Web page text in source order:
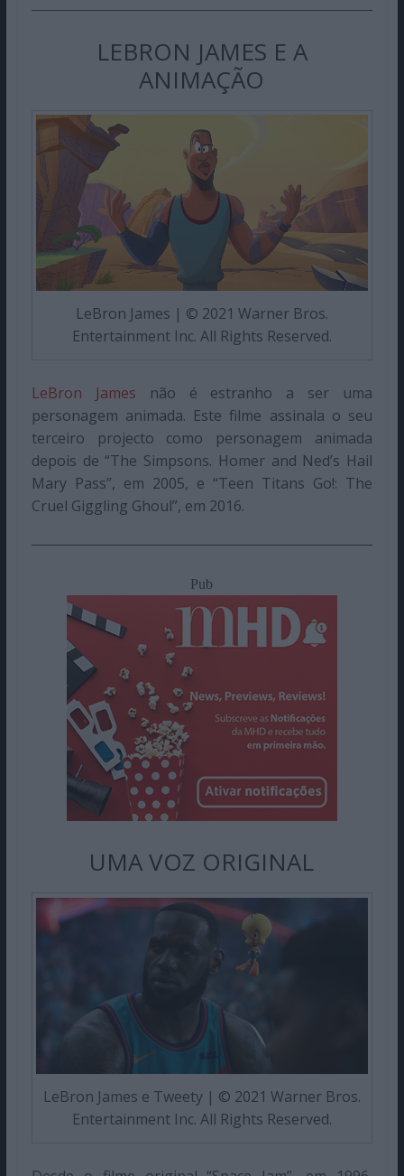
LEBRON JAMES E A
ANIMAÇÃO
LeBron James | © 2021 Warner Bros.
Entertainment Inc. All Rights Reserved.
LeBron James não é estranho a ser uma
personagem animada. Este filme assinala o seu
terceiro projecto como personagem animada
depois de “The Simpsons. Homer and Ned’s Hail
Mary Pass”, em 2005, e “Teen Titans Go!: The
Cruel Giggling Ghoul”, em 2016.
Pub
UMA VOZ ORIGINAL
LeBron James e Tweety | © 2021 Warner Bros.
Entertainment Inc. All Rights Reserved.